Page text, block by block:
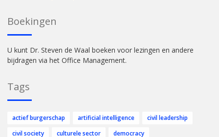
Boekingen
U kunt Dr. Steven de Waal boeken voor lezingen en andere
bijdragen via het Office Management.
Tags
actief burgerschap artificial intelligence
civil leadership
civil society
culturele sector
democracy